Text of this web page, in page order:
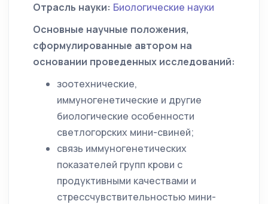
Отрасль науки: Биологические науки
Основные научные положения,
сформулированные автором на
основании проведенных исследований:
зоотехнические,
иммуногенетические и другие
биологические особенности
светлогорских мини-свиней;
связь иммуногенетических
показателей групп крови с
продуктивными качествами и
стрессчувствительностью мини-